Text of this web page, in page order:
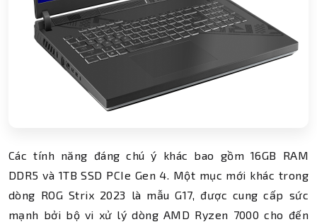
Các tính năng đáng chú ý khác bao gồm 16GB RAM
DDR5 và 1TB SSD PCIe Gen 4. Một mục mới khác trong
dòng ROG Strix 2023 là mẫu G17, được cung cấp sức
mạnh bởi bộ vi xử lý dòng AMD Ryzen 7000 cho đến